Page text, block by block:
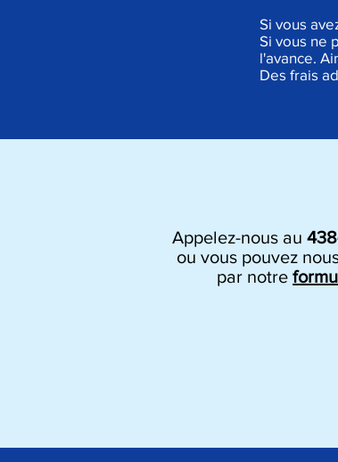
Si vous
Si vous ne
l'avance.
Des frais
Appelez-nous au
ou vous pouvez
par notre